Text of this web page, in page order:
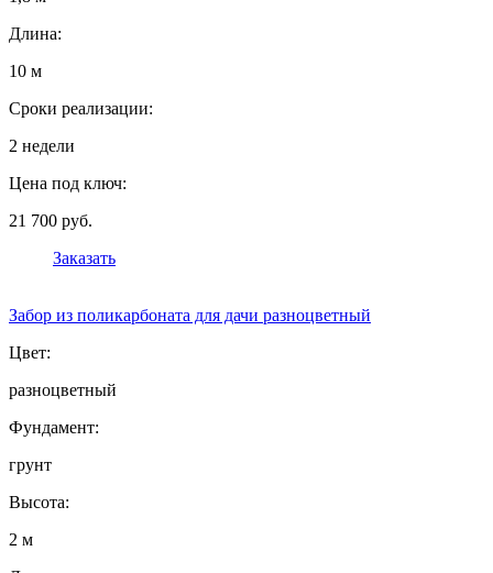
Длина:
10 м
Сроки реализации:
2 недели
Цена под ключ:
21 700 руб.
Заказать
Забор из поликарбоната для дачи разноцветный
Цвет:
разноцветный
Фундамент:
грунт
Высота:
2 м